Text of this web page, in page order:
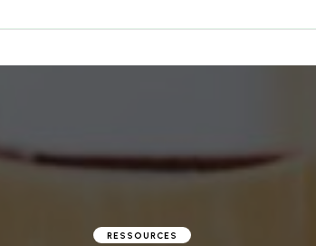
RESSOURCES